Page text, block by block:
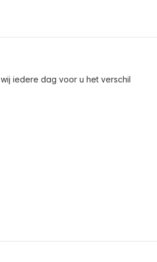
iedere dag voor u het verschil